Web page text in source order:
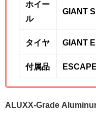
ホイー
ル
GIANT
タイヤ GIANT
付属品
ALUXX-Grade